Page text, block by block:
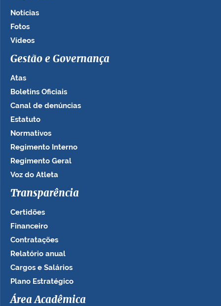
Notícias
Fotos
Vídeos
Gestão e Governança
Atas
Boletins Oficiais
Canal de denúncias
Estatuto
Normativos
Regimento Interno
Regimento Geral
Voz do Atleta
Transparência
Certidões
Financeiro
Contratações
Relatório anual
Cargos e Salários
Plano Estratégico
Área Acadêmica